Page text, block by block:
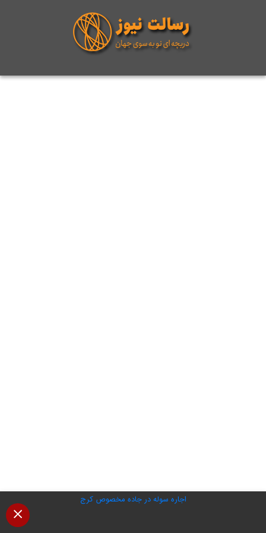
اجاره سوله در جاده مخصوص کرج